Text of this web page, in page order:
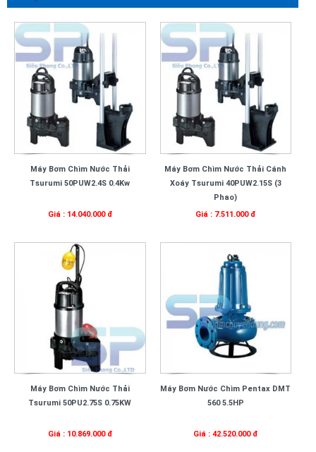
Máy Bơm Chìm Nước Thải
Tsurumi 50PUW2.4S 0.4Kw
Giá : 14.040.000 đ
Máy Bơm Chìm Nước Thải Cánh
Xoáy Tsurumi 40PUW2.15S (3
Phao)
Giá : 7.511.000 đ
Máy Bơm Chìm Nước Thải
Tsurumi 50PU2.75S 0.75KW
Giá : 10.869.000 đ
Máy Bơm Nước Chìm Pentax DMT
560 5.5HP
Giá : 42.520.000 đ